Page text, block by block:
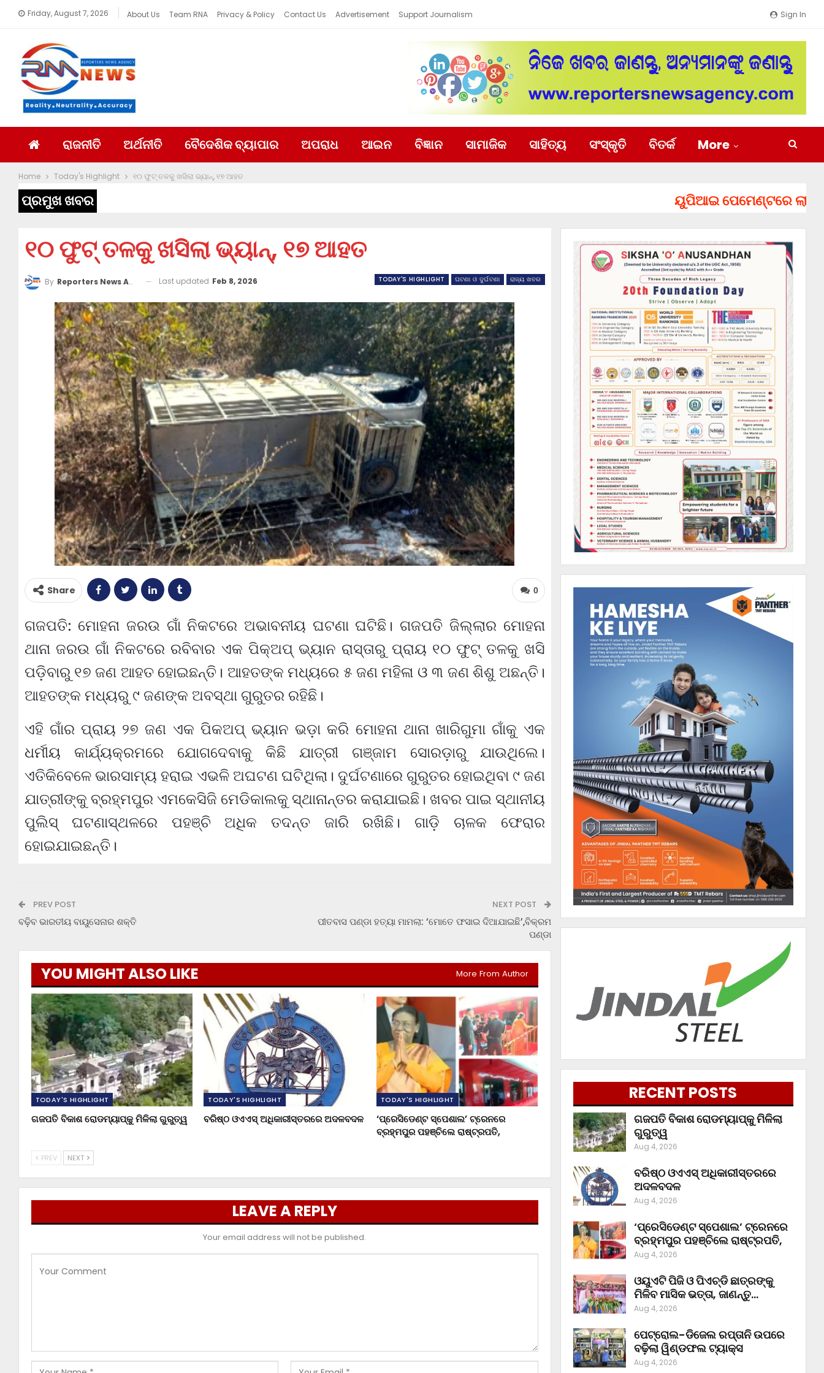
Sign In
Friday, August 7, 2026 About Us Team RNA Privacy & Policy Contact Us Advertisement Support Journalism
ରାଜନୀତି ଅର୍ଥନୀତି ବୈଦେଶିକ ବ୍ୟାପାର ଅପରାଧ ଆଇନ ବିଜ୍ଞାନ ସାମାଜିକ ସାହିତ୍ୟ ସଂସ୍କୃତି ବିତର୍କ More
Home Today's Highlight ୧୦ ଫୁଟ୍‌ ତଳକୁ ଖସିଲା ଭ୍ୟାନ୍, ୧୭ ଆହତ
ପ୍ରମୁଖ ଖବର ୟୁପିଆଇ ପେମେଣ୍ଟରେ ଲାଗିପାରେ
୧୦ ଫୁଟ୍‌ ତଳକୁ ଖସିଲା ଭ୍ୟାନ୍, ୧୭ ଆହତ
TODAY'S HIGHLIGHT ଘଟଣା ଓ ଦୁର୍ଘଟଣା ରାଜ୍ୟ ଖବର
By Reporters News Agency Last updated Feb 8, 2026
0
Share
ଗଜପତି: ମୋହନା ଜରଉ ଗାଁ ନିକଟରେ ଅଭାବନୀୟ ଘଟଣା ଘଟିଛି। ଗଜପତି ଜିଲ୍ଲାର ମୋହନା
ଥାନା ଜରଉ ଗାଁ ନିକଟରେ ରବିବାର ଏକ ପିକ୍‌ଅପ୍ ଭ୍ୟାନ ରାସ୍ତାରୁ ପ୍ରାୟ ୧୦ ଫୁଟ୍ ତଳକୁ ଖସି
ପଡ଼ିବାରୁ ୧୭ ଜଣ ଆହତ ହୋଇଛନ୍ତି। ଆହତଙ୍କ ମଧ୍ୟରେ ୫ ଜଣ ମହିଳା ଓ ୩ ଜଣ ଶିଶୁ ଅଛନ୍ତି।
ଆହତଙ୍କ ମଧ୍ୟରୁ ୯ ଜଣଙ୍କ ଅବସ୍ଥା ଗୁରୁତର ରହିଛି।
ଏହି ଗାଁର ପ୍ରାୟ ୨୭ ଜଣ ଏକ ପିକଅପ୍ ଭ୍ୟାନ ଭଡ଼ା କରି ମୋହନା ଥାନା ଖାରିଗୁମା ଗାଁକୁ ଏକ
ଧର୍ମୀୟ କାର୍ଯ୍ୟକ୍ରମରେ ଯୋଗଦେବାକୁ କିଛି ଯାତ୍ରୀ ଗଞ୍ଜାମ ସୋରଡ଼ାରୁ ଯାଉଥିଲେ।
ଏତିକିବେଳେ ଭାରସାମ୍ୟ ହରାଇ ଏଭଳି ଅଘଟଣ ଘଟିଥିଲା। ଦୁର୍ଘଟଣାରେ ଗୁରୁତର ହୋଇଥିବା ୯ ଜଣ
ଯାତ୍ରୀଙ୍କୁ ବ୍ରହ୍ମପୁର ଏମକେସିଜି ମେଡିକାଲକୁ ସ୍ଥାନାନ୍ତର କରାଯାଇଛି। ଖବର ପାଇ ସ୍ଥାନୀୟ
ପୁଲିସ୍‌ ଘଟଣାସ୍ଥଳରେ ପହଞ୍ଚି ଅଧିକ ତଦନ୍ତ ଜାରି ରଖିଛି। ଗାଡ଼ି ଚାଳକ ଫେରାର
ହୋଇଯାଇଛନ୍ତି।
PREV POST
ବଢ଼ିବ ଭାରତୀୟ ବାୟୁସେନାର ଶକ୍ତି
NEXT POST
ପୀତବାସ ପଣ୍ଡା ହତ୍ୟା ମାମଲା: ‘ମୋତେ ଫସାଇ ଦିଆଯାଇଛି’,ବିକ୍ରମ
ପଣ୍ଡା
YOU MIGHT ALSO LIKE More From Author
TODAY'S HIGHLIGHT
ଗଜପତି ବିକାଶ ରୋଡମ୍ୟାପ୍‌କୁ ମିଳିଲା ଗୁରୁତ୍ୱ
TODAY'S HIGHLIGHT
ବରିଷ୍ଠ ଓଏଏସ୍‌ ଅଧିକାରୀସ୍ତରରେ ଅଦଳବଦଳ
TODAY'S HIGHLIGHT
‘ପ୍ରେସିଡେଣ୍ଟ ସ୍ପେଶାଲ’ ଟ୍ରେନରେ
ବ୍ରହ୍ମପୁର ପହଞ୍ଚିଲେ ରାଷ୍ଟ୍ରପତି,
PREV NEXT
LEAVE A REPLY
Your email address will not be published.
RECENT POSTS
ଗଜପତି ବିକାଶ ରୋଡମ୍ୟାପ୍‌କୁ ମିଳିଲା
ଗୁରୁତ୍ୱ
Aug 4, 2026
ବରିଷ୍ଠ ଓଏଏସ୍‌ ଅଧିକାରୀସ୍ତରରେ
ଅଦଳବଦଳ
Aug 4, 2026
‘ପ୍ରେସିଡେଣ୍ଟ ସ୍ପେଶାଲ’ ଟ୍ରେନରେ
ବ୍ରହ୍ମପୁର ପହଞ୍ଚିଲେ ରାଷ୍ଟ୍ରପତି,
Aug 4, 2026
ଓୟୁଏଟି ପିଜି ଓ ପିଏଚ୍‌ଡି ଛାତ୍ରଙ୍କୁ
ମିଳିବ ମାସିକ ଭତ୍ତା, ଜାଣନ୍ତୁ…
Aug 4, 2026
ପେଟ୍ରୋଲ-ଡିଜେଲ ରପ୍ତାନି ଉପରେ
ବଢ଼ିଲା ୱିଣ୍ଡଫଲ ଟ୍ୟାକ୍ସ
Aug 4, 2026